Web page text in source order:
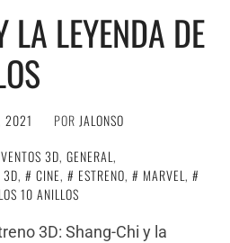
LEYENDA DE
2021 POR JALONSO
3D, GENERAL,
3D, CINE, ESTRENO, MARVEL,
10 ANILLOS
3D: Shang-Chi y la